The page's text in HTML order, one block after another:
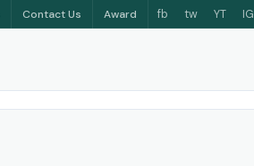
Contact Us Award fb tw YT IG